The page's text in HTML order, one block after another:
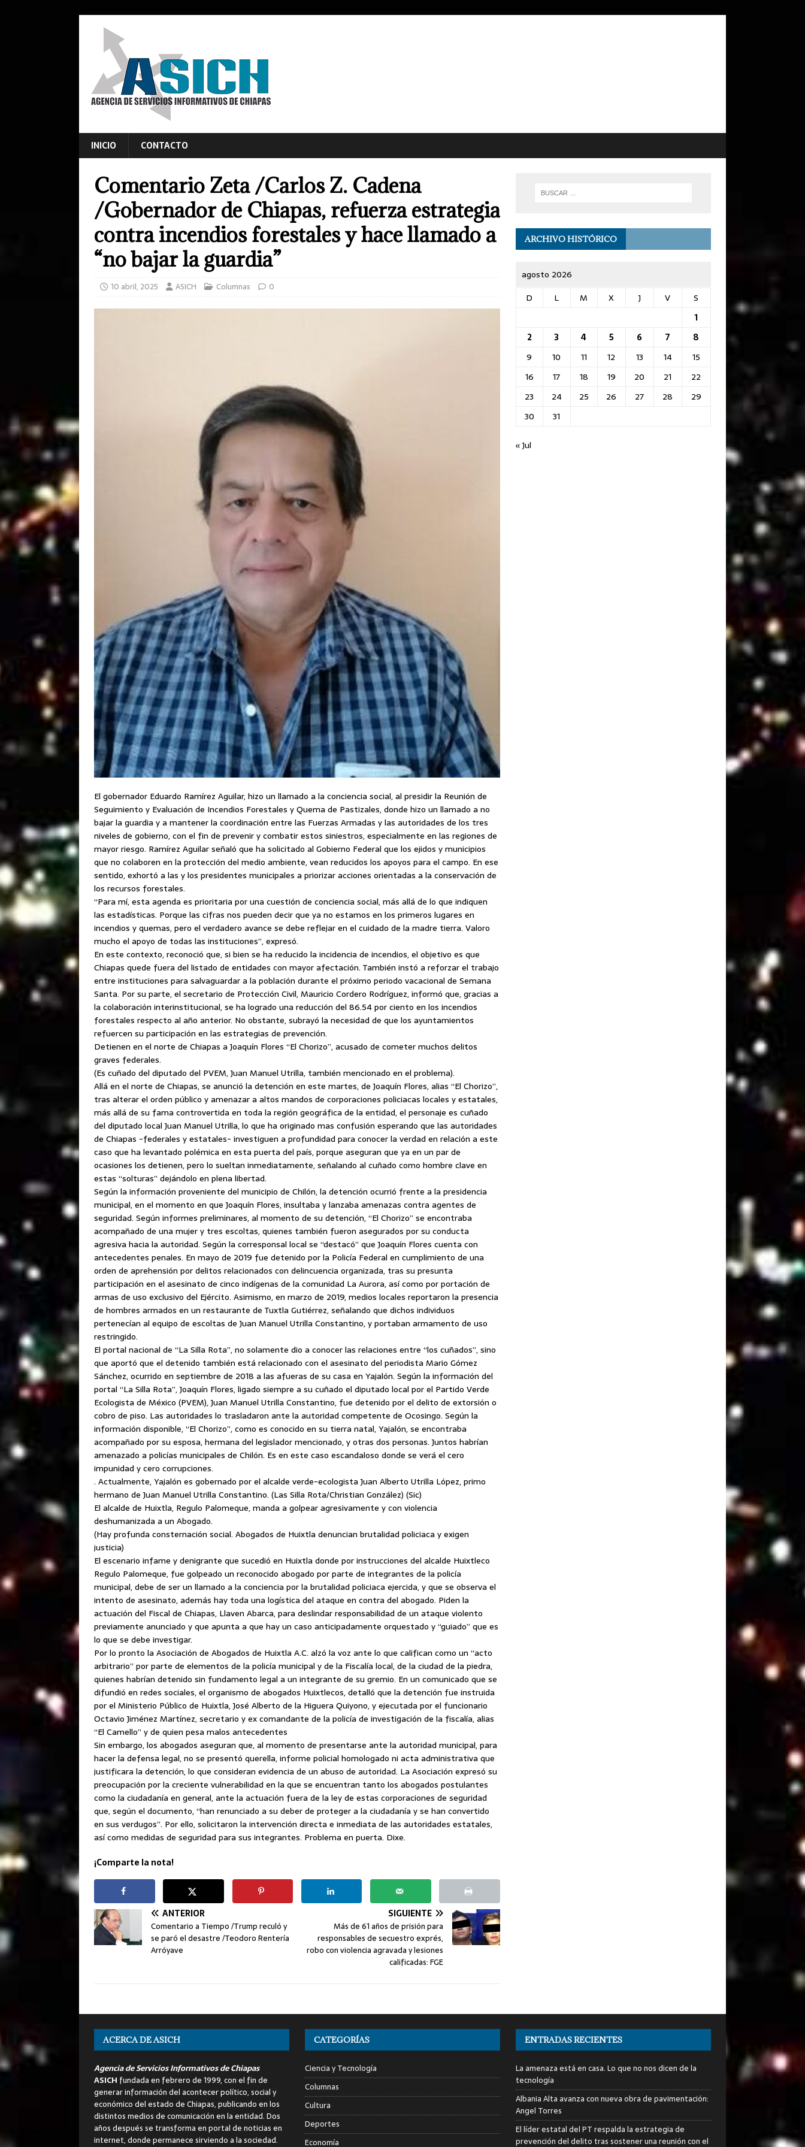
INICIO CONTACTO
Comentario Zeta /Carlos Z. Cadena
/Gobernador de Chiapas, refuerza estrategia
contra incendios forestales y hace llamado a
“no bajar la guardia”
10 abril, 2025 ASICH Columnas 0
El gobernador Eduardo Ramírez Aguilar, hizo un llamado a la conciencia social, al presidir la Reunión de
Seguimiento y Evaluación de Incendios Forestales y Quema de Pastizales, donde hizo un llamado a no
bajar la guardia y a mantener la coordinación entre las Fuerzas Armadas y las autoridades de los tres
niveles de gobierno, con el fin de prevenir y combatir estos siniestros, especialmente en las regiones de
mayor riesgo. Ramírez Aguilar señaló que ha solicitado al Gobierno Federal que los ejidos y municipios
que no colaboren en la protección del medio ambiente, vean reducidos los apoyos para el campo. En ese
sentido, exhortó a las y los presidentes municipales a priorizar acciones orientadas a la conservación de
los recursos forestales.
“Para mí, esta agenda es prioritaria por una cuestión de conciencia social, más allá de lo que indiquen
las estadísticas. Porque las cifras nos pueden decir que ya no estamos en los primeros lugares en
incendios y quemas, pero el verdadero avance se debe reflejar en el cuidado de la madre tierra. Valoro
mucho el apoyo de todas las instituciones”, expresó.
En este contexto, reconoció que, si bien se ha reducido la incidencia de incendios, el objetivo es que
Chiapas quede fuera del listado de entidades con mayor afectación. También instó a reforzar el trabajo
entre instituciones para salvaguardar a la población durante el próximo periodo vacacional de Semana
Santa. Por su parte, el secretario de Protección Civil, Mauricio Cordero Rodríguez, informó que, gracias a
la colaboración interinstitucional, se ha logrado una reducción del 86.54 por ciento en los incendios
forestales respecto al año anterior. No obstante, subrayó la necesidad de que los ayuntamientos
refuercen su participación en las estrategias de prevención.
Detienen en el norte de Chiapas a Joaquín Flores “El Chorizo”, acusado de cometer muchos delitos
graves federales.
(Es cuñado del diputado del PVEM, Juan Manuel Utrilla, también mencionado en el problema).
Allá en el norte de Chiapas, se anunció la detención en este martes, de Joaquín Flores, alias “El Chorizo”,
tras alterar el orden público y amenazar a altos mandos de corporaciones policiacas locales y estatales,
más allá de su fama controvertida en toda la región geográfica de la entidad, el personaje es cuñado
del diputado local Juan Manuel Utrilla, lo que ha originado mas confusión esperando que las autoridades
de Chiapas -federales y estatales- investiguen a profundidad para conocer la verdad en relación a este
caso que ha levantado polémica en esta puerta del país, porque aseguran que ya en un par de
ocasiones los detienen, pero lo sueltan inmediatamente, señalando al cuñado como hombre clave en
estas “solturas” dejándolo en plena libertad.
Según la información proveniente del municipio de Chilón, la detención ocurrió frente a la presidencia
municipal, en el momento en que Joaquín Flores, insultaba y lanzaba amenazas contra agentes de
seguridad. Según informes preliminares, al momento de su detención, “El Chorizo” se encontraba
acompañado de una mujer y tres escoltas, quienes también fueron asegurados por su conducta
agresiva hacia la autoridad. Según la corresponsal local se “destacó” que Joaquín Flores cuenta con
antecedentes penales. En mayo de 2019 fue detenido por la Policía Federal en cumplimiento de una
orden de aprehensión por delitos relacionados con delincuencia organizada, tras su presunta
participación en el asesinato de cinco indígenas de la comunidad La Aurora, así como por portación de
armas de uso exclusivo del Ejército. Asimismo, en marzo de 2019, medios locales reportaron la presencia
de hombres armados en un restaurante de Tuxtla Gutiérrez, señalando que dichos individuos
pertenecían al equipo de escoltas de Juan Manuel Utrilla Constantino, y portaban armamento de uso
restringido.
El portal nacional de “La Silla Rota”, no solamente dio a conocer las relaciones entre “los cuñados”, sino
que aportó que el detenido también está relacionado con el asesinato del periodista Mario Gómez
Sánchez, ocurrido en septiembre de 2018 a las afueras de su casa en Yajalón. Según la información del
portal “La Silla Rota”, Joaquín Flores, ligado siempre a su cuñado el diputado local por el Partido Verde
Ecologista de México (PVEM), Juan Manuel Utrilla Constantino, fue detenido por el delito de extorsión o
cobro de piso. Las autoridades lo trasladaron ante la autoridad competente de Ocosingo. Según la
información disponible, “El Chorizo”, como es conocido en su tierra natal, Yajalón, se encontraba
acompañado por su esposa, hermana del legislador mencionado, y otras dos personas. Juntos habrían
amenazado a policías municipales de Chilón. Es en este caso escandaloso donde se verá el cero
impunidad y cero corrupciones.
. Actualmente, Yajalón es gobernado por el alcalde verde-ecologista Juan Alberto Utrilla López, primo
hermano de Juan Manuel Utrilla Constantino. (Las Silla Rota/Christian González) (Sic)
El alcalde de Huixtla, Regulo Palomeque, manda a golpear agresivamente y con violencia
deshumanizada a un Abogado.
(Hay profunda consternación social. Abogados de Huixtla denuncian brutalidad policiaca y exigen
justicia)
El escenario infame y denigrante que sucedió en Huixtla donde por instrucciones del alcalde Huixtleco
Regulo Palomeque, fue golpeado un reconocido abogado por parte de integrantes de la policía
municipal, debe de ser un llamado a la conciencia por la brutalidad policiaca ejercida, y que se observa el
intento de asesinato, además hay toda una logística del ataque en contra del abogado. Piden la
actuación del Fiscal de Chiapas, Llaven Abarca, para deslindar responsabilidad de un ataque violento
previamente anunciado y que apunta a que hay un caso anticipadamente orquestado y “guiado” que es
lo que se debe investigar.
Por lo pronto la Asociación de Abogados de Huixtla A.C. alzó la voz ante lo que califican como un “acto
arbitrario” por parte de elementos de la policía municipal y de la Fiscalía local, de la ciudad de la piedra,
quienes habrían detenido sin fundamento legal a un integrante de su gremio. En un comunicado que se
difundió en redes sociales, el organismo de abogados Huixtlecos, detalló que la detención fue instruida
por el Ministerio Público de Huixtla, José Alberto de la Higuera Quiyono, y ejecutada por el funcionario
Octavio Jiménez Martínez, secretario y ex comandante de la policía de investigación de la fiscalía, alias
“El Camello” y de quien pesa malos antecedentes
Sin embargo, los abogados aseguran que, al momento de presentarse ante la autoridad municipal, para
hacer la defensa legal, no se presentó querella, informe policial homologado ni acta administrativa que
justificara la detención, lo que consideran evidencia de un abuso de autoridad. La Asociación expresó su
preocupación por la creciente vulnerabilidad en la que se encuentran tanto los abogados postulantes
como la ciudadanía en general, ante la actuación fuera de la ley de estas corporaciones de seguridad
que, según el documento, “han renunciado a su deber de proteger a la ciudadanía y se han convertido
en sus verdugos”. Por ello, solicitaron la intervención directa e inmediata de las autoridades estatales,
así como medidas de seguridad para sus integrantes. Problema en puerta. Dixe.
¡Comparte la nota!
ANTERIOR
Comentario a Tiempo /Trump reculó y
se paró el desastre /Teodoro Rentería
Arróyave
SIGUIENTE
Más de 61 años de prisión para
responsables de secuestro exprés,
robo con violencia agravada y lesiones
calificadas: FGE
ARCHIVO HISTÓRICO
agosto 2026
D
L M X J V
S
1
2
3 4 5 6 7
8
9
10 11 12 13 14
15
16
17 18 19 20 21
22
23
24 25 26 27 28
29
30
31
« Jul
ACERCA DE ASICH
Agencia de Servicios Informativos de Chiapas
ASICH fundada en febrero de 1999, con el fin de
generar información del acontecer político, social y
económico del estado de Chiapas, publicando en los
distintos medios de comunicación en la entidad. Dos
años después se transforma en portal de noticias en
internet, donde permanece sirviendo a la sociedad.
CATEGORÍAS
Ciencia y Tecnología
Columnas
Cultura
Deportes
Economía
ENTRADAS RECIENTES
La amenaza está en casa. Lo que no nos dicen de la
tecnología
Albania Alta avanza con nueva obra de pavimentación:
Angel Torres
El líder estatal del PT respalda la estrategia de
prevención del delito tras sostener una reunión con el